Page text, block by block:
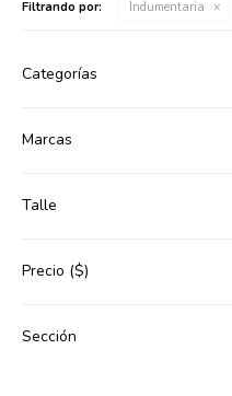
Filtrando por: Indumentaria
Categorías
Marcas
Talle
Precio ($)
Sección